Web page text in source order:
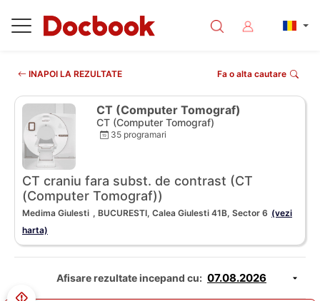
INAPOI LA REZULTATE Fa o alta cautare
CT (Computer Tomograf)
CT (Computer Tomograf)
35 programari
CT craniu fara subst. de contrast (CT
(Computer Tomograf))
Medima Giulesti , BUCURESTI, Calea Giulesti 41B, Sector 6 (vezi
harta)
Afisare rezultate incepand cu: